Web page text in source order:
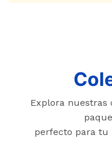
Explora nuestras
perfecto para tu